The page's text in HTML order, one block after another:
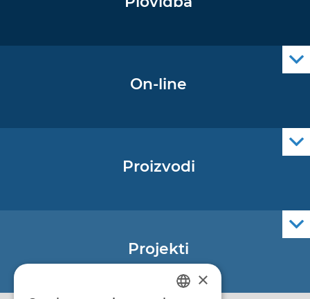
On-line
Proizvodi
Projekti
EU - Projekt Core
EU - EU/IPA Projekt JASPPer
×